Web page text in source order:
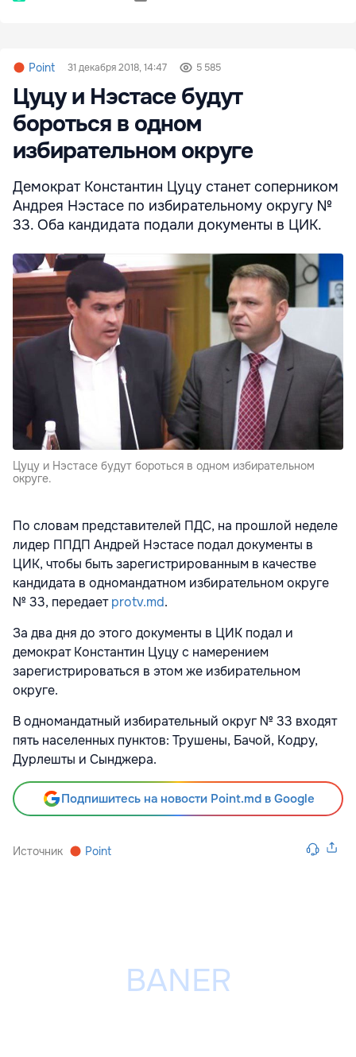
Point 31 декабря 2018, 14:47 5 585
Цуцу и Нэстасе будут
бороться в одном
избирательном округе
Демократ Константин Цуцу станет соперником
Андрея Нэстасе по избирательному округу №
33. Оба кандидата подали документы в ЦИК.
Цуцу и Нэстасе будут бороться в одном избирательном
округе.
По словам представителей ПДС, на прошлой неделе
лидер ППДП Андрей Нэстасе подал документы в
ЦИК, чтобы быть зарегистрированным в качестве
кандидата в одномандатном избирательном округе
№ 33, передаетprotv.md.
За два дня до этого документы в ЦИК подал и
демократ Константин Цуцу с намерением
зарегистрироваться в этом же избирательном
округе.
В одномандатный избирательный округ № 33 входят
пять населенных пунктов: Трушены, Бачой, Кодру,
Дурлешты и Сынджера.
Подпишитесь на новости Point.md в Google
Источник Point